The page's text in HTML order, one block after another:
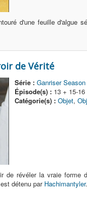
d'une feuille
de Vérité
Série : Ganriser
Épisode(s) : 13 + 15-16
Catégorie(s) : Objet,
de révéler la vraie forme
détenu par Hachimantyler